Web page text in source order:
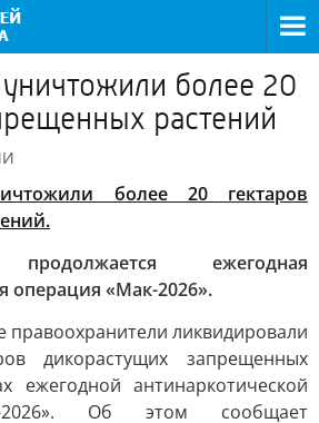
более 20
растений
более 20 гектаров
ежегодная
операция «Мак-2026».
ликвидировали
дикорастущих запрещенных
ежегодной антинаркотической
2026». Об этом сообщает